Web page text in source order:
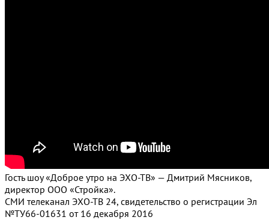
Гость шоу «Доброе утро на ЭХО-ТВ» — Дмитрий Мясников,
директор ООО «Стройка».
СМИ телеканал ЭХО-ТВ 24, свидетельство о регистрации Эл
№ТУ66-01631 от 16 декабря 2016